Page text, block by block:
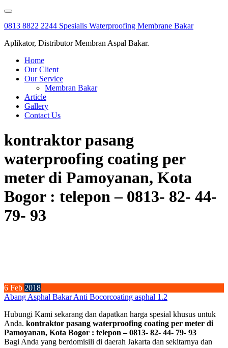
Skip
content
0813 8822 2244 Spesialis Waterproofing Membrane Bakar
Aplikator, Distributor Membran Aspal Bakar.
Home
Our Client
Our Service
Membran Bakar
Article
Gallery
Contact Us
kontraktor pasang
waterproofing coating per
meter di Pamoyanan, Kota
Bogor : telepon – 0813- 82- 44-
79- 93
6 Feb 2018
Abang Asphal Bakar Anti Bocorcoating asphal 1.2
Hubungi Kami sekarang dan dapatkan harga spesial khusus untuk
Anda. kontraktor pasang waterproofing coating per meter di
Pamoyanan, Kota Bogor : telepon – 0813- 82- 44- 79- 93
Bagi Anda yang berdomisili di daerah Jakarta dan sekitarnya dan